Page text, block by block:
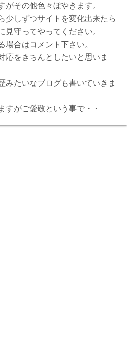
がその他色々ぼやきます。
少しずつサイトを変化出来たら
見守ってやってください。
場合はコメント下さい。
応をきちんとしたいと思いま
みたいなブログも書いていきま
すがご愛敬という事で・・